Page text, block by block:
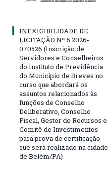
INEXIGIBILIDADE DE
LICITAÇÃO Nº 6.2026-
070526 (Inscrição de
Servidores e Conselheiros
do Instituto de Previdência
do Município de Breves no
curso que abordará os
assuntos relacionados às
funções de Conselho
Deliberativo, Conselho
Fiscal, Gestor de Recursos e
Comitê de Investimentos
para prova de certificação
que será realizado na cidade
de Belém/PA)